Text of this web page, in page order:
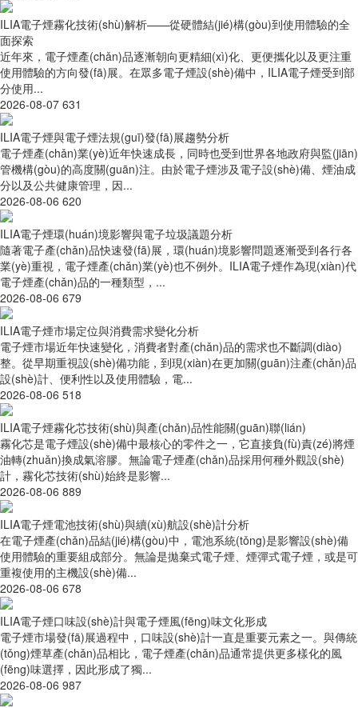
ILIA電子煙霧化技術(shù)解析——從硬體結(jié)構(gòu)到使用體驗的全
面探索
近年來，電子煙產(chǎn)品逐漸朝向更精細(xì)化、更便攜化以及更注重
使用體驗的方向發(fā)展。在眾多電子煙設(shè)備中，ILIA電子煙受到部
分使用...
2026-08-07 631
ILIA電子煙與電子煙法規(guī)發(fā)展趨勢分析
電子煙產(chǎn)業(yè)近年快速成長，同時也受到世界各地政府與監(jiān)
管機構(gòu)的高度關(guān)注。由於電子煙涉及電子設(shè)備、煙油成
分以及公共健康管理，因...
2026-08-06 620
ILIA電子煙環(huán)境影響與電子垃圾議題分析
隨著電子產(chǎn)品快速發(fā)展，環(huán)境影響問題逐漸受到各行各
業(yè)重視，電子煙產(chǎn)業(yè)也不例外。ILIA電子煙作為現(xiàn)代
電子煙產(chǎn)品的一種類型，...
2026-08-06 679
ILIA電子煙市場定位與消費需求變化分析
電子煙市場近年快速變化，消費者對產(chǎn)品的需求也不斷調(diào)
整。從早期重視設(shè)備功能，到現(xiàn)在更加關(guān)注產(chǎn)品
設(shè)計、便利性以及使用體驗，電...
2026-08-06 518
ILIA電子煙霧化芯技術(shù)與產(chǎn)品性能關(guān)聯(lián)
霧化芯是電子煙設(shè)備中最核心的零件之一，它直接負(fù)責(zé)將煙
油轉(zhuǎn)換成氣溶膠。無論電子煙產(chǎn)品採用何種外觀設(shè)
計，霧化芯技術(shù)始終是影響...
2026-08-06 889
ILIA電子煙電池技術(shù)與續(xù)航設(shè)計分析
在電子煙產(chǎn)品結(jié)構(gòu)中，電池系統(tǒng)是影響設(shè)備
使用體驗的重要組成部分。無論是拋棄式電子煙、煙彈式電子煙，或是可
重複使用的主機設(shè)備...
2026-08-06 678
ILIA電子煙口味設(shè)計與電子煙風(fēng)味文化形成
電子煙市場發(fā)展過程中，口味設(shè)計一直是重要元素之一。與傳統
(tǒng)煙草產(chǎn)品相比，電子煙產(chǎn)品通常提供更多樣化的風
(fēng)味選擇，因此形成了獨...
2026-08-06 987